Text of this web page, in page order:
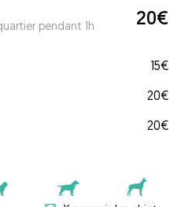
pendant 1h 20€
15€
20€
20€